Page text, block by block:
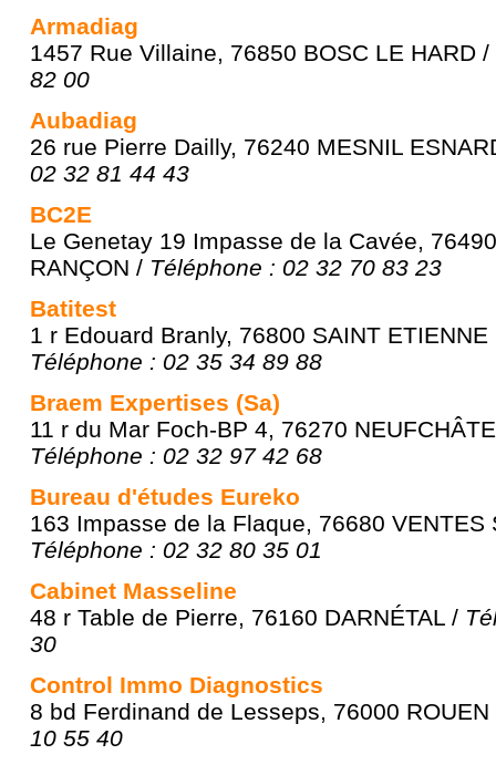
Armadiag
1457 Rue Villaine, 76850 BOSC LE HARD /
82 00
Aubadiag
26 rue Pierre Dailly, 76240 MESNIL
02 32 81 44 43
BC2E
Le Genetay 19 Impasse de la Cavée,
RANÇON / Téléphone : 02 32 70 83 23
Batitest
1 r Edouard Branly, 76800 SAINT ETIENNE
Téléphone : 02 35 34 89 88
Braem Expertises (Sa)
11 r du Mar Foch-BP 4, 76270
Téléphone : 02 32 97 42 68
Bureau d'études Eureko
163 Impasse de la Flaque, 76680 VENTES
Téléphone : 02 32 80 35 01
Cabinet Masseline
48 r Table de Pierre, 76160 DARNÉTAL /
30
Control Immo Diagnostics
8 bd Ferdinand de Lesseps, 76000
10 55 40